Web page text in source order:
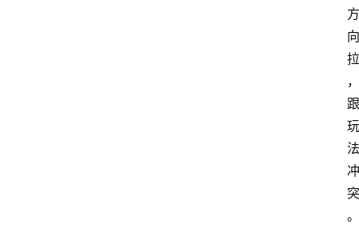
方
向
拉
，
跟
玩
法
冲
突
。